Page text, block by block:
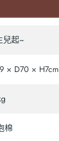
兒起~
× D70 × H7cm
棉